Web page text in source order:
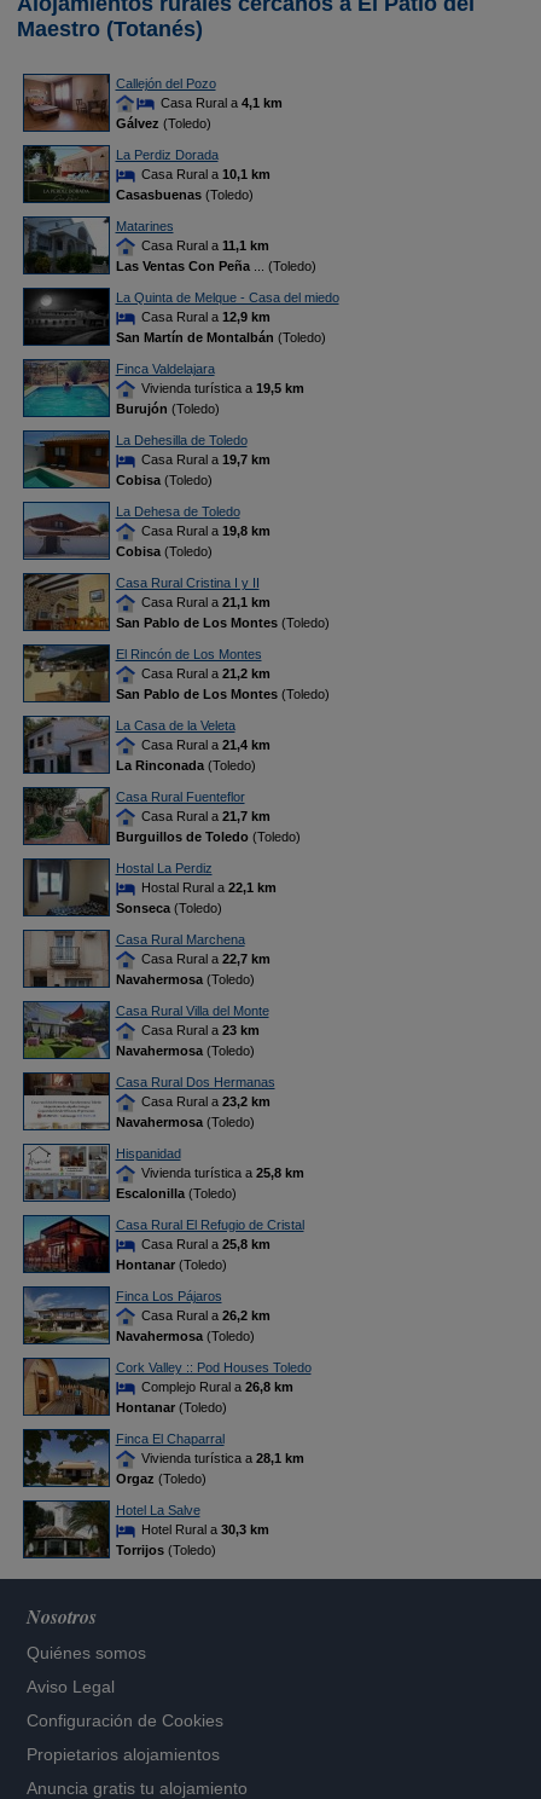
Maestro (Totanés)
Callejón del Pozo
Casa Rural a 4,1 km
Gálvez (Toledo)
La Perdiz Dorada
Casa Rural a 10,1 km
Casasbuenas(Toledo)
Matarines
Casa Rural a 11,1 km
Las Ventas Con Peña
... (Toledo)
La Quinta de Melque - Casa del miedo
Casa Rural a 12,9 km
San Martín de Montalbán (Toledo)
Finca Valdelajara
Vivienda turística a 19,5 km
Burujón (Toledo)
La Dehesilla de Toledo
Casa Rural a 19,7 km
Cobisa(Toledo)
La Dehesa de Toledo
Casa Rural a 19,8 km
Cobisa(Toledo)
Casa Rural Cristina I y II
Casa Rural a 21,1 km
San Pablo de Los Montes(Toledo)
El Rincón de Los Montes
Casa Rural a 21,2 km
San Pablo de Los Montes(Toledo)
La Casa de la Veleta
Casa Rural a 21,4 km
La Rinconada(Toledo)
Casa Rural Fuenteflor
Casa Rural a 21,7 km
Burguillos de Toledo(Toledo)
Hostal La Perdiz
Hostal Rural a 22,1 km
Sonseca(Toledo)
Casa Rural Marchena
Casa Rural a 22,7 km
Navahermosa(Toledo)
Casa Rural Villa del Monte
Casa Rural a 23 km
Navahermosa(Toledo)
Casa Rural Dos Hermanas
Casa Rural a 23,2 km
Navahermosa(Toledo)
Hispanidad
Vivienda turística a 25,8 km
Escalonilla(Toledo)
Casa Rural El Refugio de Cristal
Casa Rural a 25,8 km
Hontanar(Toledo)
Finca Los Pájaros
Casa Rural a 26,2 km
Navahermosa(Toledo)
Cork Valley :: Pod Houses Toledo
Complejo Rural a 26,8 km
Hontanar(Toledo)
Finca El Chaparral
Vivienda turística a 28,1 km
Orgaz (Toledo)
Hotel La Salve
Hotel Rural a 30,3 km
Torrijos(Toledo)
Nosotros
Quiénes somos
Aviso Legal
Configuración de Cookies
Propietarios alojamientos
Anuncia gratis tu alojamiento